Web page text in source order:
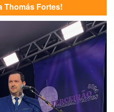
Thomás Fortes!